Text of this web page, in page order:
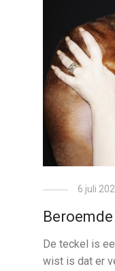
6 juli
De teckel is
wist is dat er